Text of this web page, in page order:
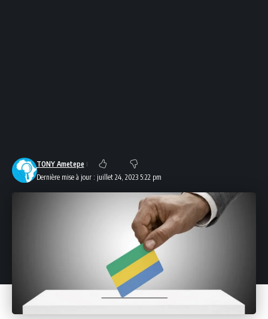
Dernière mise à jour : juillet 24, 2023 5:22 pm
TONY Ametepe